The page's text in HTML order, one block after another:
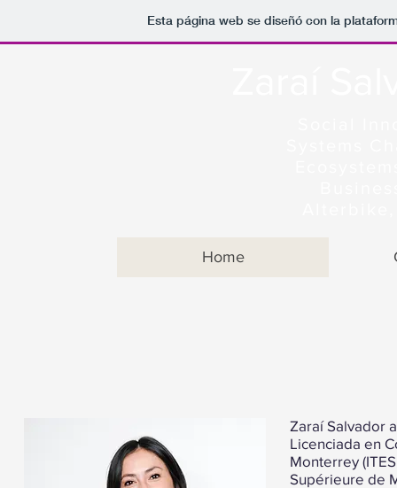
Esta página web se diseñó con la
Home
Zaraí Salvador
Licenciada en
Monterrey
Supérieure de